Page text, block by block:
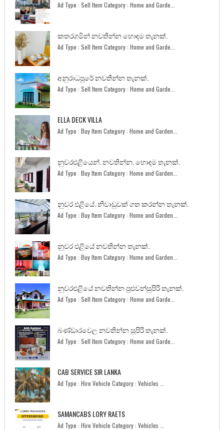
Ad Type : Sell Item Category : Home and Garde...
කතරගමින් නවතින්න හොඳම තැනක්.
Ad Type : Sell Item Category : Home and Garde...
අනුරාධපුරේ නවතින්න තැනක්.
Ad Type : Sell Item Category : Home and Garde...
ELLA DECK VILLA
Ad Type : Buy Item Category : Home and Garden...
නුවරඑළියෙන්. නවතින්න. හොඳම තැනක්.
Ad Type : Buy Item Category : Home and Garden...
නුවර එළියේ. නිවාඩුවක් ගත කරන්න තැනක්.
Ad Type : Buy Item Category : Home and Garden...
නුවර එළියේ නවතින්න තැනක්.
Ad Type : Buy Item Category : Home and Garden...
නුවරඑළියේ නවතින්න පුළුවන්සුපිරි තැනක්.
Ad Type : Sell Item Category : Home and Garde...
බණ්ඩාරවෙල නවතින්න සුපිරි තැනක්.
Ad Type : Sell Item Category : Home and Garde...
CAB SERVICE SIR LANKA
Ad Type : Hire Vehicle Category : Vehicles ...
SAMANCABS LORY RAETS
Ad Type : Hire Vehicle Category : Vehicles ...